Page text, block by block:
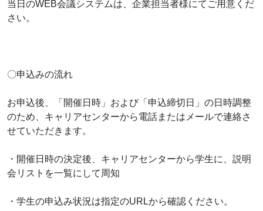
当日のWEB会議システムは、企業担当者様にてご用意くだ
さい。
〇申込みの流れ
お申込後、「開催日時」および「申込締切日」の日時調整
のため、キャリアセンターから電話またはメールで連絡さ
せていただきます。
・開催日時の決定後、キャリアセンターから学生に、説明
会リストを一覧にして周知
・学生の申込み状況は指定のURLから確認ください。